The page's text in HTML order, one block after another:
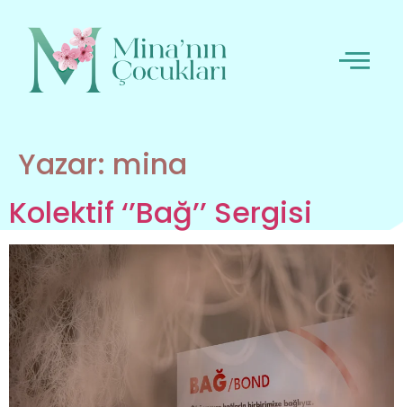
Yazar: mina
Kolektif ‘’Bağ’’ Sergisi